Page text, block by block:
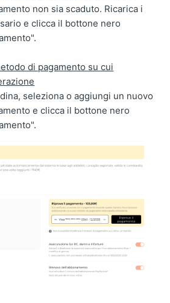
non sia scaduto. Ricarica i
e clicca il bottone nero
di pagamento su cui
seleziona o aggiungi un nuovo
e clicca il bottone nero